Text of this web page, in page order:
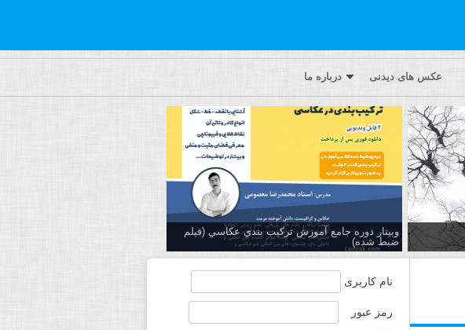
عکس های دیدنی درباره ما
وبینار دوره جامع آموزش تركيب بندي عكاسي (فیلم
ضبط شده)
نام کاربری
رمز عبور